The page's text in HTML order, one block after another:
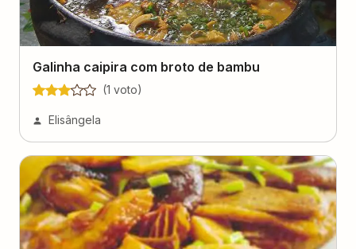
Galinha caipira com broto de bambu
(1 voto)
Elisângela